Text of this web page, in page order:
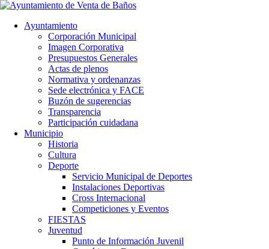
Ayuntamiento
Corporación Municipal
Imagen Corporativa
Presupuestos Generales
Actas de plenos
Normativa y ordenanzas
Sede electrónica y FACE
Buzón de sugerencias
Transparencia
Participación cuidadana
Municipio
Historia
Cultura
Deporte
Servicio Municipal de Deportes
Instalaciones Deportivas
Cross Internacional
Competiciones y Eventos
FIESTAS
Juventud
Punto de Información Juvenil